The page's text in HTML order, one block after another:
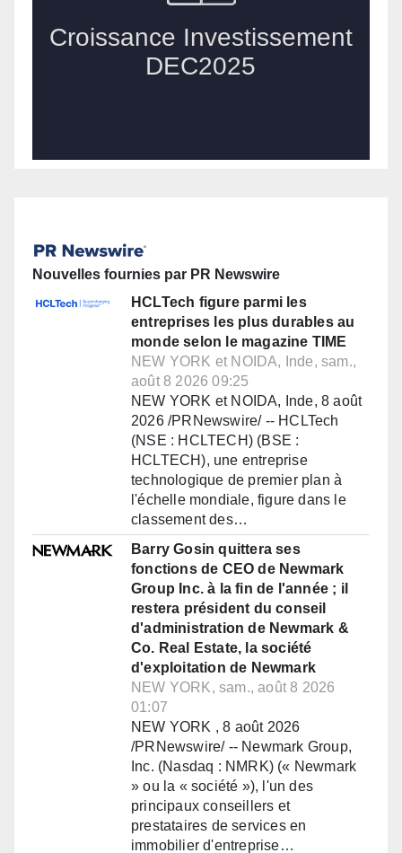
Nouvelles fournies par PR Newswire
HCLTech figure parmi les
entreprises les plus durables au
monde selon le magazine TIME
NEW YORK et NOIDA, Inde, sam.,
août 8 2026 09:25
NEW YORK et NOIDA, Inde, 8 août
2026 /PRNewswire/ -- HCLTech
(NSE : HCLTECH) (BSE :
HCLTECH), une entreprise
technologique de premier plan à
l'échelle mondiale, figure dans le
classement des…
Barry Gosin quittera ses
fonctions de CEO de Newmark
Group Inc. à la fin de l'année ; il
restera président du conseil
d'administration de Newmark &
Co. Real Estate, la société
d'exploitation de Newmark
NEW YORK, sam., août 8 2026
01:07
NEW YORK , 8 août 2026
/PRNewswire/ -- Newmark Group,
Inc. (Nasdaq : NMRK) (« Newmark
» ou la « société »), l'un des
principaux conseillers et
prestataires de services en
immobilier d'entreprise…